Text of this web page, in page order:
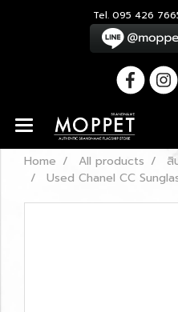
Tel. 095 426
Home All products
สิ
Used Chanel CC